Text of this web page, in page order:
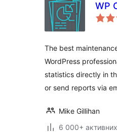
WP
The best
WordPress
statistics directly in
or send reports via
Mike Gillihan
6 000+